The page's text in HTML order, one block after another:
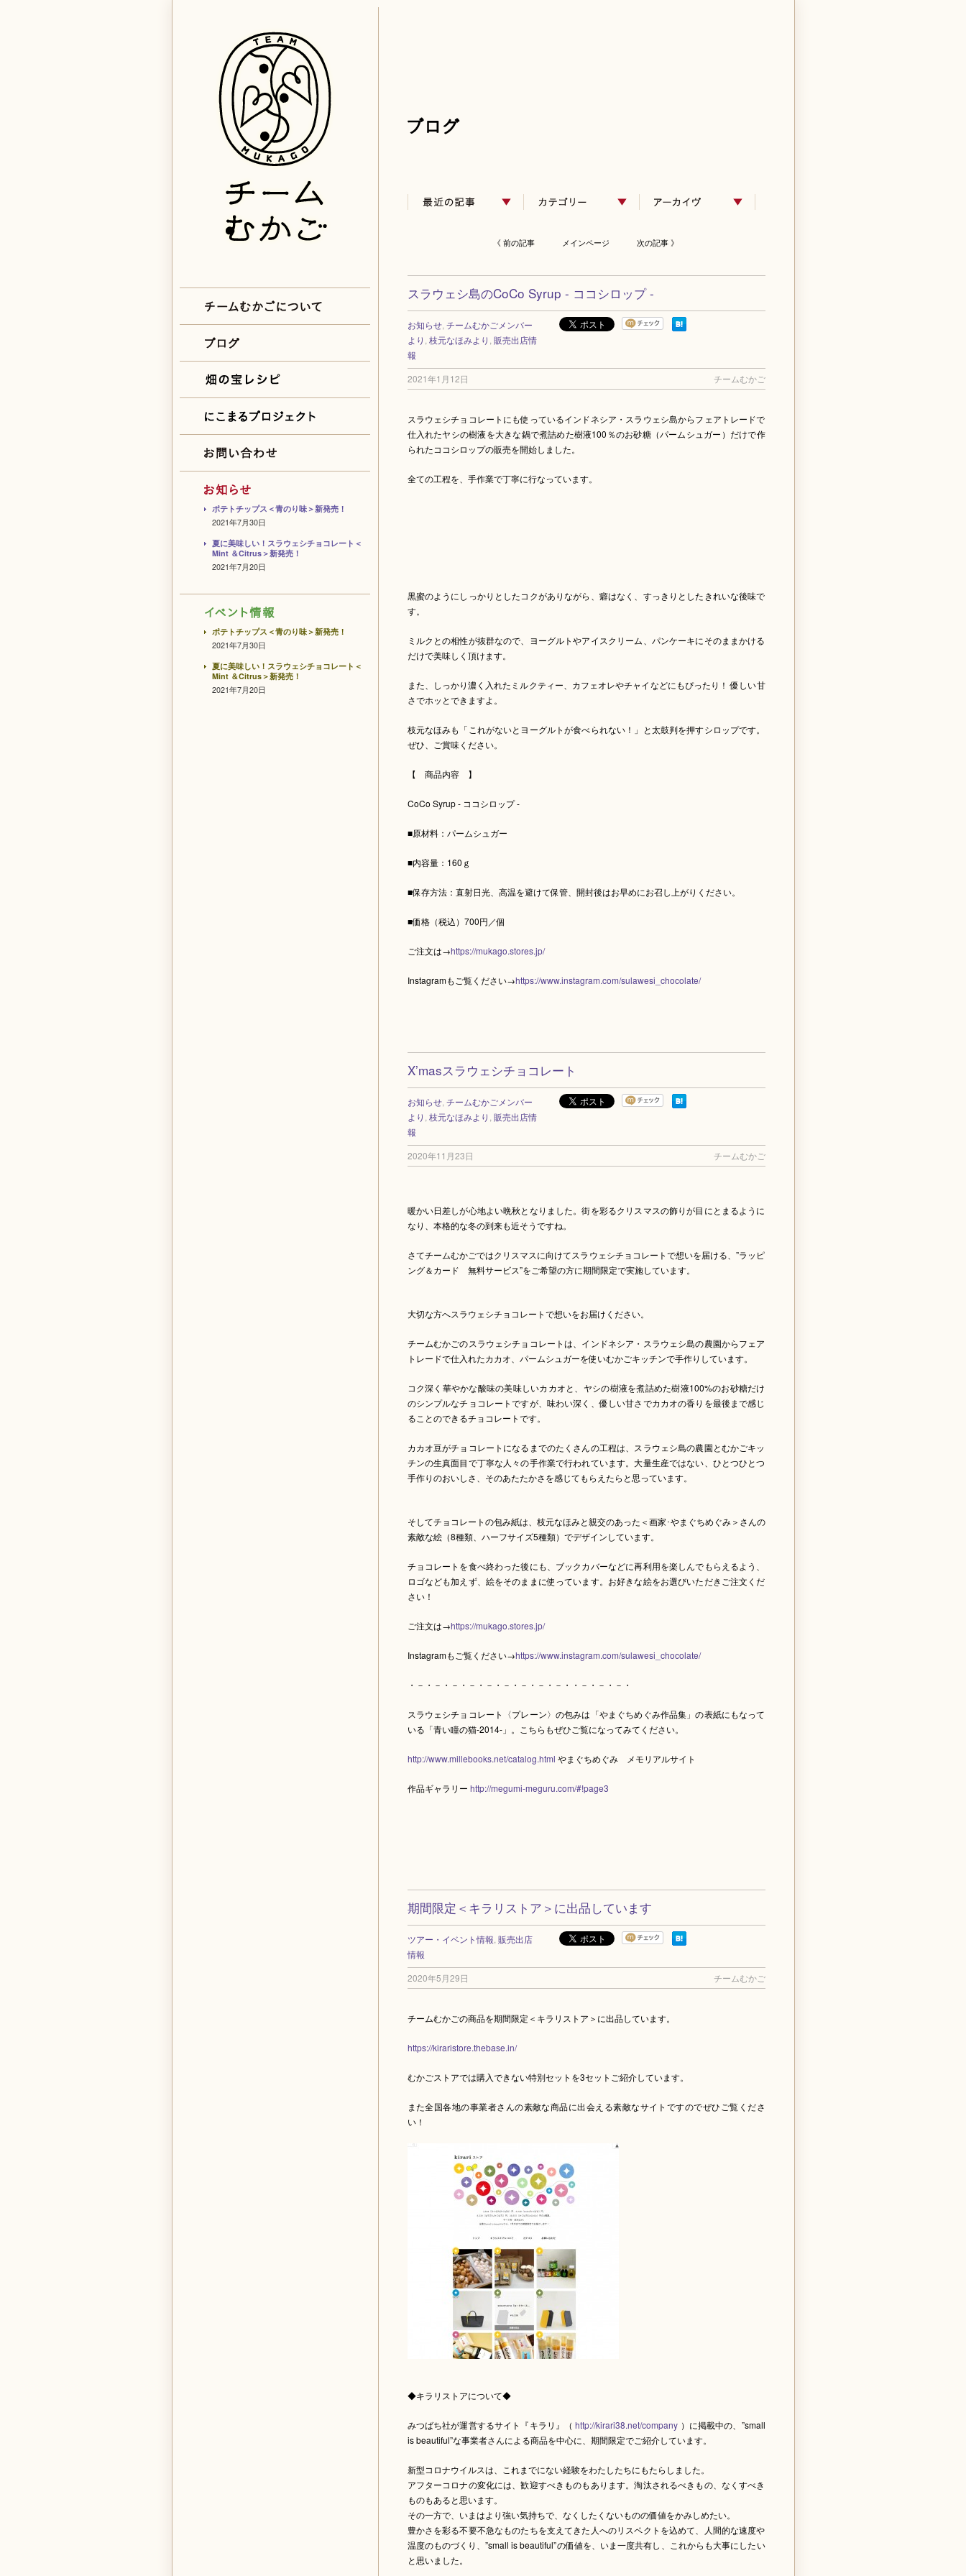
《 前の記事 メインページ 次の記事 》
スラウェシ島のCoCo Syrup - ココシロップ -
お知らせ, チームむかごメンバー
より 枝元なほみより 販売出店情
報
2021年1月12日
チームむかご
スラウェシチョコレートにも使っているインドネシア・スラウェシ島からフェアトレードで
仕入れたヤシの樹液を大きな鍋で煮詰めた樹液100％のお砂糖（パームシュガー）だけで作
られたココシロップの販売を開始しました。
全ての工程を、手作業で丁寧に行なっています。
黒蜜のようにしっかりとしたコクがありながら、癖はなく、すっきりとしたきれいな後味で
す。
ミルクとの相性が抜群なので、ヨーグルトやアイスクリーム、パンケーキにそのままかける
だけで美味しく頂けます。
また、しっかり濃く入れたミルクティー、カフェオレやチャイなどにもぴったり！ 優しい甘
さでホッとできますよ。
枝元なほみも「これがないとヨーグルトが食べられない！」と太鼓判を押すシロップです。
ぜひ、ご賞味ください。
【 商品内容 】
CoCo Syrup - ココシロップ -
■原材料：パームシュガー
■内容量：160ｇ
■保存方法：直射日光、高温を避けて保管、開封後はお早めにお召し上がりください。
■価格（税込）700円／個
ご注文は→https://mukago.stores.jp/
Instagramもご覧ください→https://www.instagram.com/sulawesi_chocolate/
X’masスラウェシチョコレート
お知らせ, チームむかごメンバー
より 枝元なほみより 販売出店情
報
2020年11月23日
チームむかご
暖かい日差しが心地よい晩秋となりました。街を彩るクリスマスの飾りが目にとまるように
なり、本格的な冬の到来も近そうですね。
さてチームむかごではクリスマスに向けてスラウェシチョコレートで想いを届ける、”ラッピ
ング＆カード 無料サービス”をご希望の方に期間限定で実施しています。
大切な方へスラウェシチョコレートで想いをお届けください。
チームむかごのスラウェシチョコレートは、インドネシア・スラウェシ島の農園からフェア
トレードで仕入れたカカオ、パームシュガーを使いむかごキッチンで手作りしています。
コク深く華やかな酸味の美味しいカカオと、ヤシの樹液を煮詰めた樹液100%のお砂糖だけ
のシンプルなチョコレートですが、味わい深く、優しい甘さでカカオの香りを最後まで感じ
ることのできるチョコレートです。
カカオ豆がチョコレートになるまでのたくさんの工程は、スラウェシ島の農園とむかごキッ
チンの生真面目で丁寧な人々の手作業で行われています。大量生産ではない、ひとつひとつ
手作りのおいしさ、そのあたたかさを感じてもらえたらと思っています。
そしてチョコレートの包み紙は、枝元なほみと親交のあった＜画家･やまぐちめぐみ＞さんの
素敵な絵（8種類、ハーフサイズ5種類）でデザインしています。
チョコレートを食べ終わった後にも、ブックカバーなどに再利用を楽しんでもらえるよう、
ロゴなども加えず、絵をそのままに使っています。お好きな絵をお選びいただきご注文くだ
さい！
ご注文は→https://mukago.stores.jp/
Instagramもご覧ください→https://www.instagram.com/sulawesi_chocolate/
・－・－・－・－・－・－・－・－・－・・－・－・－・
スラウェシチョコレート〈プレーン〉の包みは「やまぐちめぐみ作品集」の表紙にもなって
いる「青い瞳の猫-2014-」。こちらもぜひご覧になってみてください。
http://www.millebooks.net/catalog.html やまぐちめぐみ メモリアルサイト
作品ギャラリー http://megumi-meguru.com/#!page3
期間限定＜キラリストア＞に出品しています
ツアー・イベント情報 販売出店
情報
2020年5月29日
チームむかご
チームむかごの商品を期間限定＜キラリストア＞に出品しています。
https://kiraristore.thebase.in/
むかごストアでは購入できない特別セットを3セットご紹介しています。
また全国各地の事業者さんの素敵な商品に出会える素敵なサイトですのでぜひご覧くださ
い！
◆キラリストアについて◆
みつばち社が運営するサイト『キラリ』（http://kirari38.net/company ）に掲載中の、”small
is beautiful”な事業者さんによる商品を中心に、期間限定でご紹介しています。
新型コロナウイルスは、これまでにない経験をわたしたちにもたらしました。
アフターコロナの変化には、歓迎すべきものもあります。淘汰されるべきもの、なくすべき
ものもあると思います。
その一方で、いまはより強い気持ちで、なくしたくないものの価値をかみしめたい。
豊かさを彩る不要不急なものたちを支えてきた人へのリスペクトを込めて、人間的な速度や
温度のものづくり、”small is beautiful”の価値を、いま一度共有し、これからも大事にしたい
と思いました。
ポテトチップス＜青のり味＞新発売！
2021年7月30日
夏に美味しい！スラウェシチョコレート＜
Mint ＆Citrus＞新発売！
2021年7月20日
ポテトチップス＜青のり味＞新発売！
2021年7月30日
夏に美味しい！スラウェシチョコレート＜
Mint ＆Citrus＞新発売！
2021年7月20日